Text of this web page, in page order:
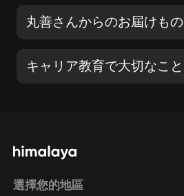
丸善さんからのお屆けもの
キャリア教育で大切なこと
選擇您的地區